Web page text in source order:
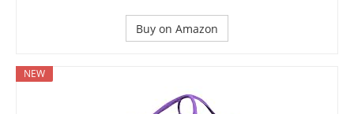
Buy on Amazon
NEW